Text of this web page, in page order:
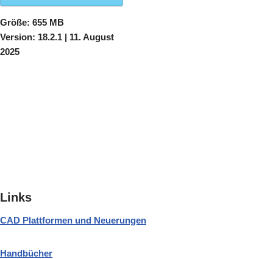
Größe: 655 MB
Version: 18.2.1 | 11. August
2025
Links
CAD Plattformen und Neuerungen
Handbücher